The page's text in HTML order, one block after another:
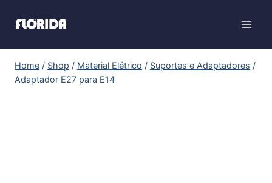
Home / Shop / Material Elétrico / Suportes e Adaptadores /
Adaptador E27 para E14